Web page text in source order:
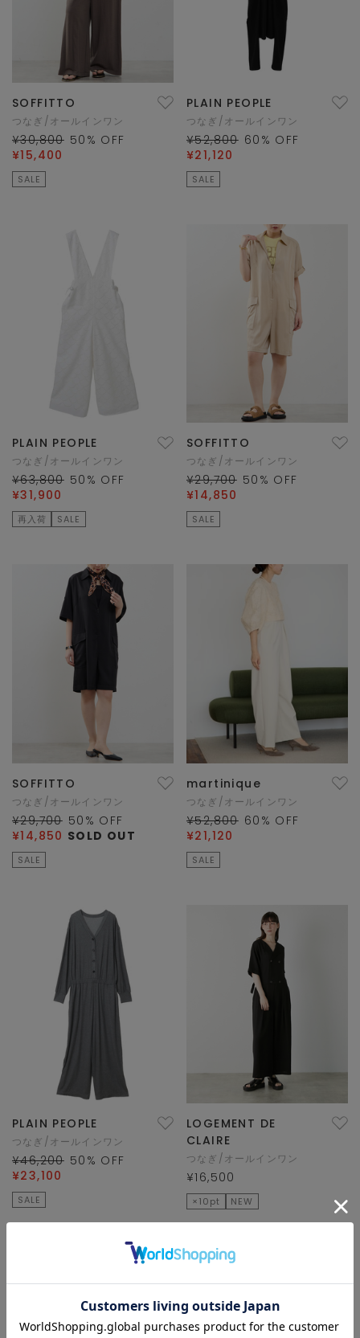
SOFFITTO
つなぎ/オールインワン
¥30,800 50 % OFF
¥15,400
SALE
PLAIN PEOPLE
つなぎ/オールインワン
¥52,800 60 % OFF
¥21,120
SALE
PLAIN PEOPLE
つなぎ/オールインワン
¥63,800 50 % OFF
¥31,900
再入荷 SALE
SOFFITTO
つなぎ/オールインワン
¥29,700 50 % OFF
¥14,850
SALE
SOFFITTO
つなぎ/オールインワン
¥29,700 50 % OFF
¥14,850 SOLD OUT
SALE
martinique
つなぎ/オールインワン
¥52,800 60 % OFF
¥21,120
SALE
PLAIN PEOPLE
つなぎ/オールインワン
¥46,200 50 % OFF
¥23,100
SALE
LOGEMENT DE
CLAIRE
つなぎ/オールインワン
¥16,500
×10pt NEW